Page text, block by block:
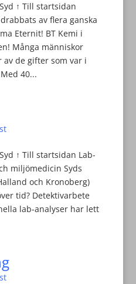
↑ Till startsidan
av flera ganska
Eternit! BT Kemi i
Många människor
av de gifter som var i
40...
↑ Till startsidan Lab-
miljömedicin Syds
och Kronoberg)
tid? Detektivarbete
lab-analyser har lett